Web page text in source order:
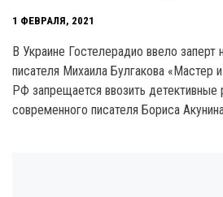
1 ФЕВРАЛЯ, 2021
В Украине Гостелерадио ввело заперт
писателя Михаила Булгакова «Мастер
РФ запрещается ввозить детективные
современного писателя Бориса